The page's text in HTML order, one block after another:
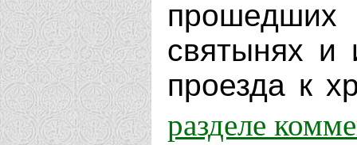
святынях и
проезда к
разделе